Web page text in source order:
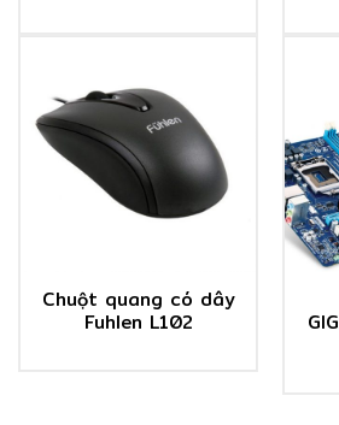
Chuột quang có dây
Fuhlen L102